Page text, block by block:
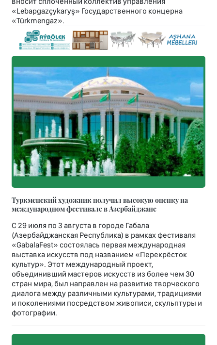
«Lebapgazçykaryş» Государственного концерна
«Türkmengaz».
Туркменский художник получил высокую оценку на
международном фестивале в Азербайджане
С 29 июля по 3 августа в городе Габала
(Азербайджанская Республика) в рамках фестиваля
«GabalaFest» состоялась первая международная
выставка искусств под названием «Перекрёсток
культур». Этот международный проект,
объединивший мастеров искусств из более чем 30
стран мира, был направлен на развитие творческого
диалога между различными культурами, традициями
и поколениями посредством живописи, скульптуры и
фотографии.